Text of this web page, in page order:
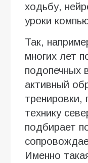
ходьбу,
уроки
Так,
многих лет
подопечных
активный
тренировки,
технику
подбирает
Именно